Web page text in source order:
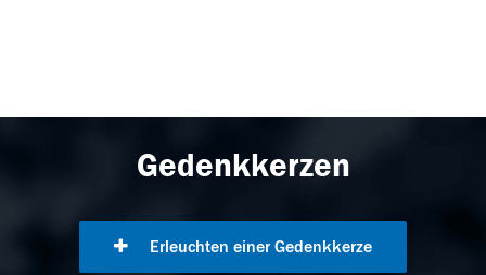
Gedenkkerzen
Erleuchten einer Gedenkkerze